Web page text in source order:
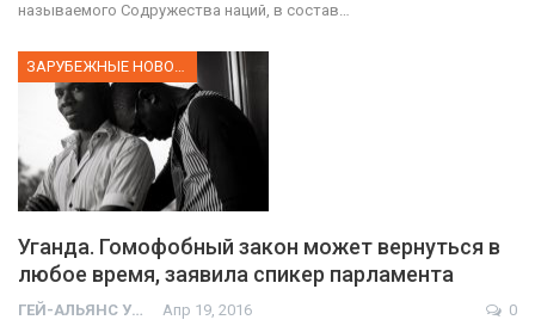
называемого Содружества наций, в состав…
ЗАРУБЕЖНЫЕ НОВОСТИ
Уганда. Гомофобный закон может вернуться в
любое время, заявила спикер парламента
ГЕЙ-АЛЬЯНС УКРАИНА Апр 19, 2016
0